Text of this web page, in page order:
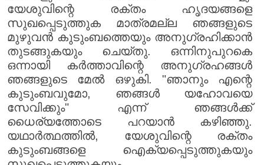
യേശുവിന്റെ രക്തം ഹൃദയങ്ങളെ
സുഖപ്പെടുത്തുക മാത്രമല്ല ഞങ്ങളുടെ
മുഴുവൻ കുടുംബത്തെയും അനുഗ്രഹിക്കാൻ
തുടങ്ങുകയും ചെയ്തു. ഒന്നിനുപുറകെ
ഒന്നായി കർത്താവിന്റെ അനുഗ്രഹങ്ങൾ
ഞങ്ങളുടെ മേൽ ഒഴുകി. "ഞാനും എന്റെ
കുടുംബവുമോ, ഞങ്ങൾ യഹോവയെ
സേവിക്കും" എന്ന് ഞങ്ങൾക്ക്
ധൈര്യത്തോടെ പറയാൻ കഴിഞ്ഞു.
യഥാർത്ഥത്തിൽ, യേശുവിന്റെ രക്തം
കുടുംബങ്ങളെ ഐക്യപ്പെടുത്തുകയും